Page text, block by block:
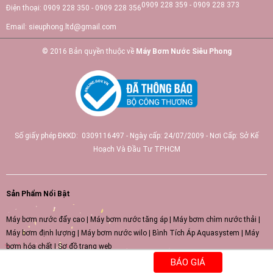
BÁO GIÁ
Điện thoại: 0909 228 350 - 0909 228 3560909 228 359 - 0909 228 373
Email: sieuphong.ltd@gmail.com
© 2016 Bản quyền thuộc về Máy Bơm Nước Siêu Phong
Số giấy phép ĐKKD: 0309116497 - Ngày cấp: 24/07/2009 - Nơi Cấp: Sở Kế
Hoạch Và Đầu Tư TP.HCM
Sản Phẩm Nổi Bật
Máy bơm nước đẩy cao Máy bơm nước tăng áp Máy bơm chìm nước thải
Máy bơm định lượng
Máy bơm nước wilo Bình Tích Áp Aquasystem
Máy
bơm hóa chất |Sơ đồ trang web